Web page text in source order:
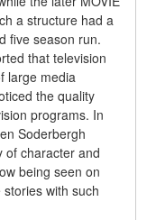
a structure had a
five season run.
that television
large media
the quality
programs. In
Soderbergh
of character and
being seen on
with such